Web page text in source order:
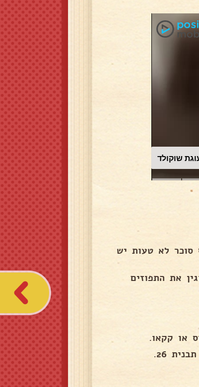
שוקולד
סוכר לא טעות יש
את התפוזים
או קקאו.
26.